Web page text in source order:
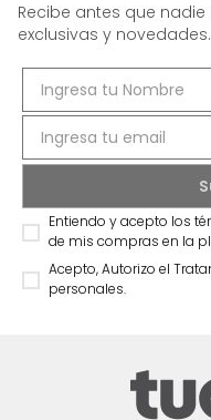
Recibe antes que
exclusivas y novedades.
Entiendo y acepto los
de mis compras en la
Acepto, Autorizo el
personales.